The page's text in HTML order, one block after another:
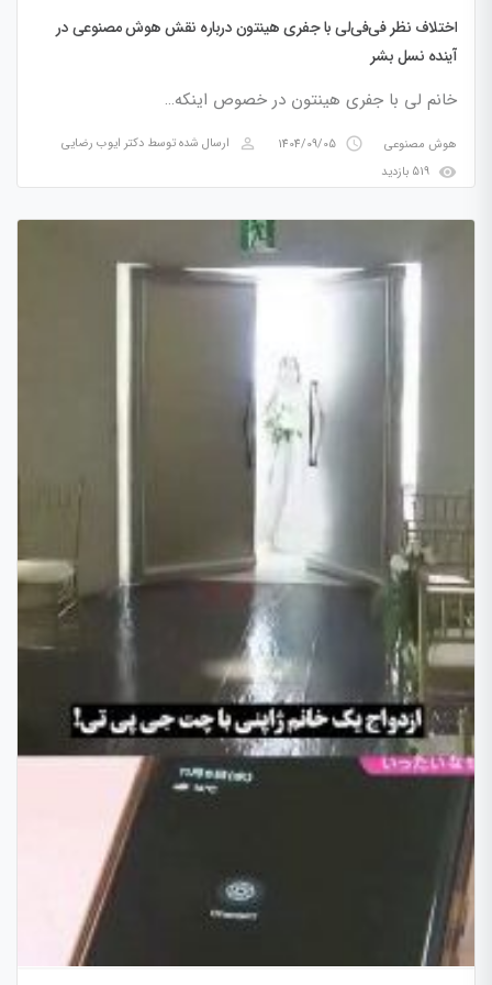
اختلاف نظر فی‌فی‌لی با جفری هینتون درباره نقش هوش مصنوعی در
آینده نسل بشر
خانم لی با جفری هینتون در خصوص اینکه…
هوش مصنوعی access_time
1404/09/05
perm_identity ارسال شده توسط دکتر ایوب رضایی
visibility